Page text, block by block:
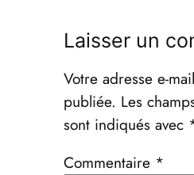
Laisser un
Votre adresse e-
publiée. Les
sont indiqués avec
Commentaire *